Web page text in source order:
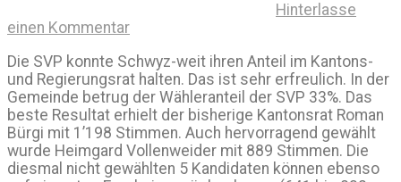
Hinterlasse
einen Kommentar
Die SVP konnte Schwyz-weit ihren Anteil im Kantons-
und Regierungsrat halten. Das ist sehr erfreulich. In der
Gemeinde betrug der Wähleranteil der SVP 33%. Das
beste Resultat erhielt der bisherige Kantonsrat Roman
Bürgi mit 1’198 Stimmen. Auch hervorragend gewählt
wurde Heimgard Vollenweider mit 889 Stimmen. Die
diesmal nicht gewählten 5 Kandidaten können ebenso